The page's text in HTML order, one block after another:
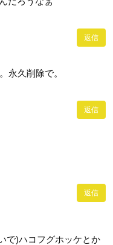
返信
永久削除で。
返信
返信
で)ハコフグホッケとか